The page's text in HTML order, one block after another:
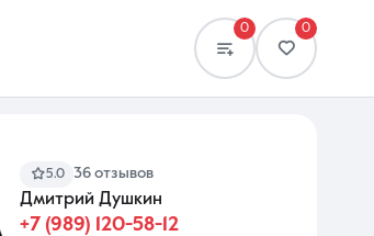
0 0
5.0 36 отзывов
Дмитрий Душкин
+7 (989) 120-58-12